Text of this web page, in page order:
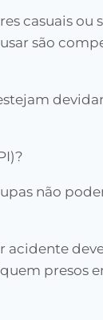
casuais ou
são
não
acidente
presos